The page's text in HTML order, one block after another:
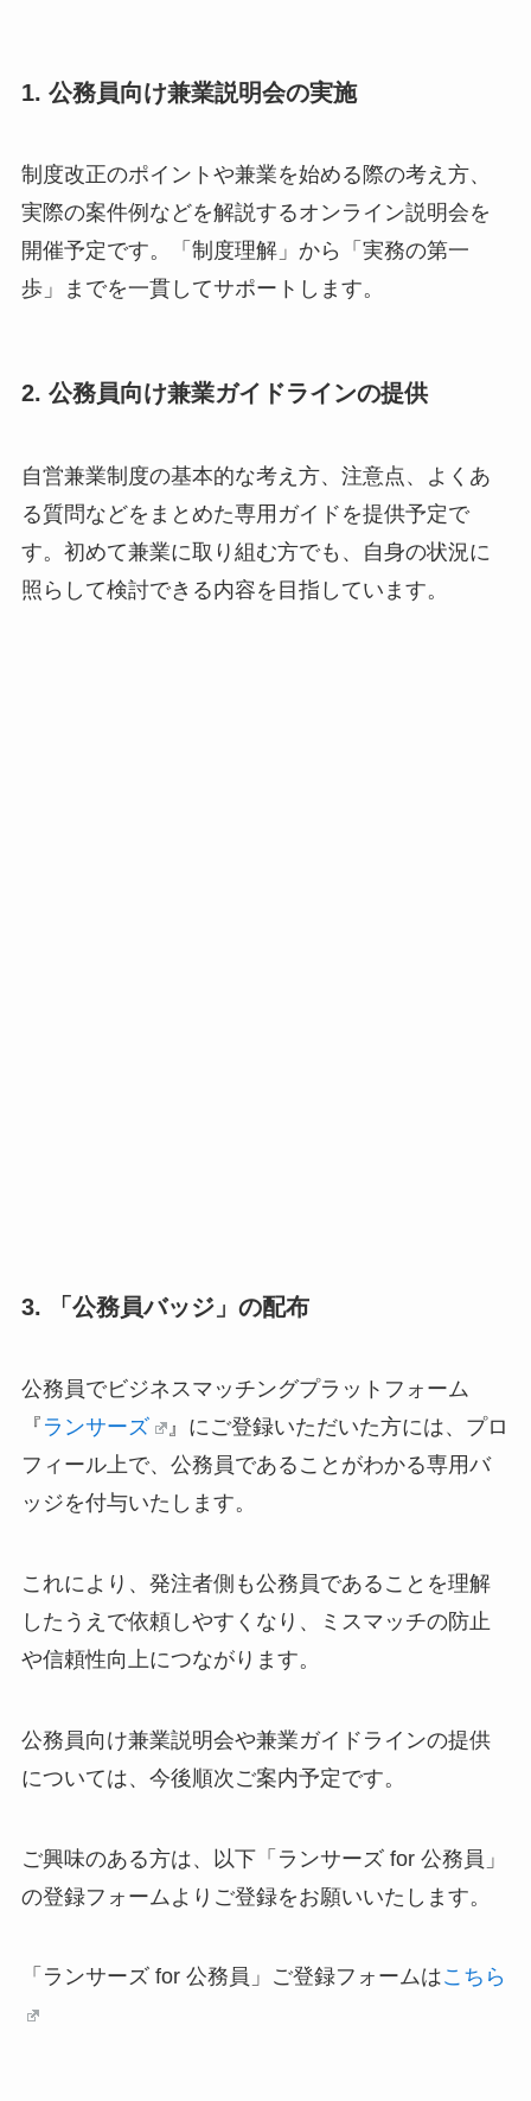
1. 公務員向け兼業説明会の実施
制度改正のポイントや兼業を始める際の考え方、
実際の案件例などを解説するオンライン説明会を
開催予定です。「制度理解」から「実務の第一
歩」までを一貫してサポートします。
2. 公務員向け兼業ガイドラインの提供
自営兼業制度の基本的な考え方、注意点、よくあ
る質問などをまとめた専用ガイドを提供予定で
す。初めて兼業に取り組む方でも、自身の状況に
照らして検討できる内容を目指しています。
3. 「公務員バッジ」の配布
公務員でビジネスマッチングプラットフォーム
『 ランサーズ
』にご登録いただいた方には、プロ
フィール上で、公務員であることがわかる専用バ
ッジを付与いたします。
これにより、発注者側も公務員であることを理解
したうえで依頼しやすくなり、ミスマッチの防止
や信頼性向上につながります。
公務員向け兼業説明会や兼業ガイドラインの提供
については、今後順次ご案内予定です。
ご興味のある方は、以下「ランサーズ for 公務員」
の登録フォームよりご登録をお願いいたします。
「ランサーズ for 公務員」ご登録フォームはこちら